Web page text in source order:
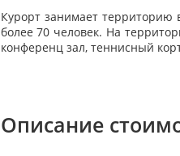
Курорт занимает территорию
более 70 человек. На
конференц зал, теннисный
Описание